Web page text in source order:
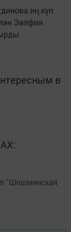
иң күп
Зөлфия
в
"Шешминская